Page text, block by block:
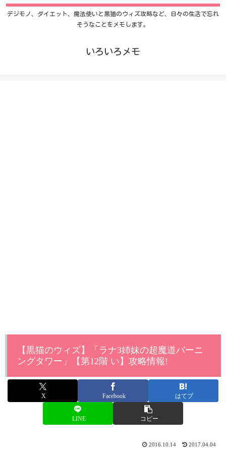
デジモノ、ダイエット、魔法使いと黒猫のウィズ攻略など、日々の生活で忘れ
そうなことをメモします。
いろいろメモ
【黒猫のウィズ】「ラナ3姉妹の超魔道バーニ
ングタワー」【第12階 い】攻略情報!
X Facebook はてブ
LINE コピー
2016.10.14 2017.04.04